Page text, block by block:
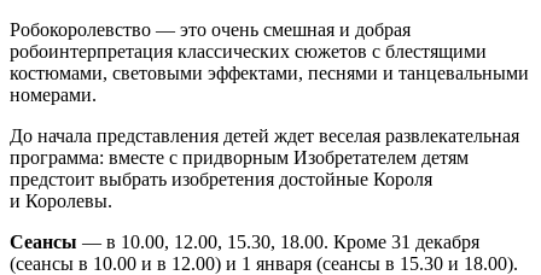
Робокоролевство — это очень смешная и добрая
робоинтерпретация классических сюжетов с блестящими
костюмами, световыми эффектами, песнями и танцевальными
номерами.
До начала представления детей ждет веселая развлекательная
программа: вместе с придворным Изобретателем детям
предстоит выбрать изобретения достойные Короля
и Королевы.
Сеансы — в 10.00, 12.00, 15.30, 18.00. Кроме 31 декабря
(сеансы в 10.00 и в 12.00) и 1 января (сеансы в 15.30 и 18.00).